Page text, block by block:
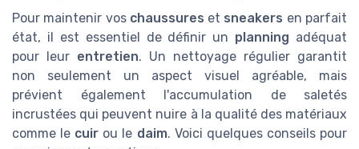
Pour maintenir vos chaussures et sneakers en parfait
état, il est essentiel de définir un planning adéquat
pour leur entretien. Un nettoyage régulier garantit
non seulement un aspect visuel agréable, mais
prévient également l'accumulation de saletés
incrustées qui peuvent nuire à la qualité des matériaux
comme le cuir ou le daim. Voici quelques conseils pour